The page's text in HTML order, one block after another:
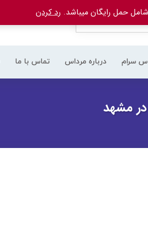
رد کردن
سرام درباره مرداس تماس با ما
مشهد